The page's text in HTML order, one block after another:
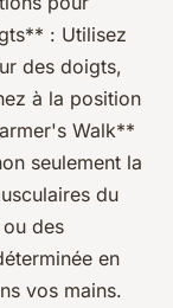
: Utilisez
des doigts,
à la position
Walk**
seulement la
du
des
en
vos mains.